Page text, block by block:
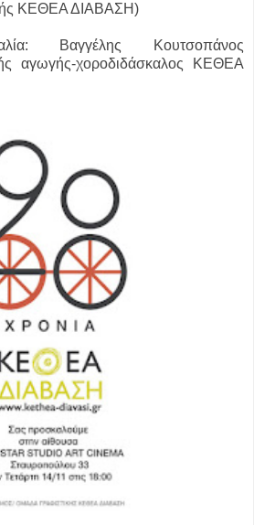
ΚΕΘΕΑ ΔΙΑΒΑΣΗ)
Βαγγέλης Κουτσοπάνος
αγωγής-χοροδιδάσκαλος ΚΕΘΕΑ